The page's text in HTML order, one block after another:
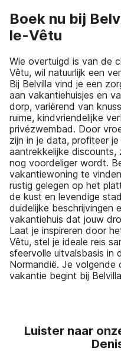
Boek nu bij
le-Vêtu
Wie overtuigd is van de
Vêtu, wil natuurlijk een
Bij Belvilla vind je een
aan vakantiehuisjes en
dorp, variërend van
ruime, kindvriendelijke
privézwembad. Door
zijn in je data, profiteer
aantrekkelijke
nog voordeliger wordt.
vakantiewoning te
rustig gelegen op het
de kust en levendige
duidelijke beschrijvingen
vakantiehuis dat jouw
Laat je inspireren door
Vêtu, stel je ideale reis
sfeervolle uitvalsbasis in
Normandië. Je volgende
vakantie begint bij
Luister naar